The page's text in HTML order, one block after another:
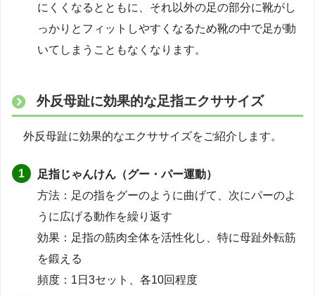
にくくなるとともに、それ以外の足の部分に靴がし
っかりとフィットしやすくなるため靴の中で足が動
いてしまうこともなくなります。
外反母趾に効果的な足指エクササイズ
外反母趾に効果的なエクササイズをご紹介します。
足指じゃんけん（グー・パー運動）
方法：足の指をグーのように曲げて、次にパーのよ
うに広げる動作を繰り返す
効果：足指の筋肉全体を活性化し、特に母趾外転筋
を鍛える
頻度：1日3セット、各10回程度